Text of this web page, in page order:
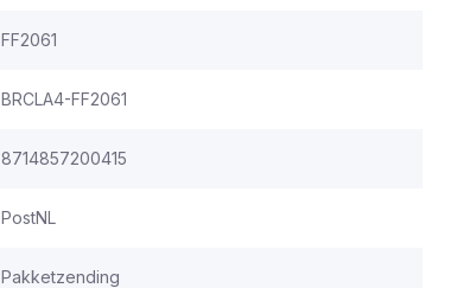
FF2061
BRCLA4-FF2061
8714857200415
PostNL
Pakketzending